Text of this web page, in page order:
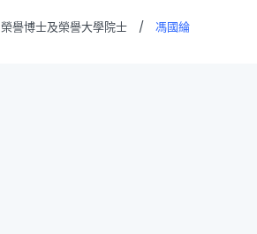
榮譽博士及榮譽大學院士 / 馮國綸